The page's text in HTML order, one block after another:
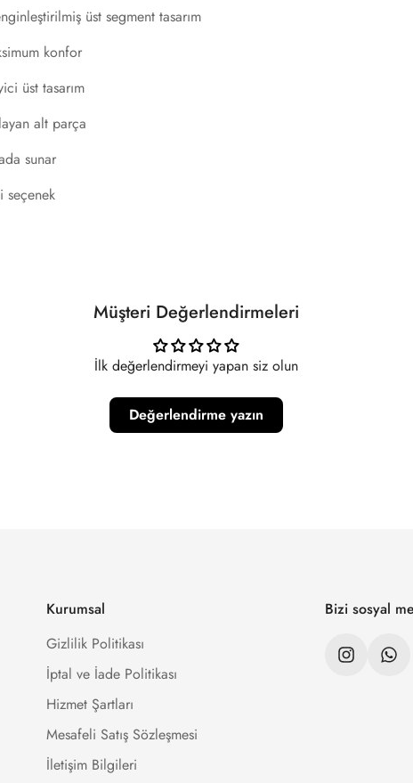
üst segment tasarım
konfor
üst tasarım
alt parça
sunar
seçenek
Müşteri Değerlendirmeleri
İlk değerlendirmeyi yapan siz olun
Değerlendirme yazın
Kurumsal
Gizlilik Politikası
İptal ve İade Politikası
Hizmet Şartları
Mesafeli Satış Sözleşmesi
İletişim Bilgileri
Bizi sosyal